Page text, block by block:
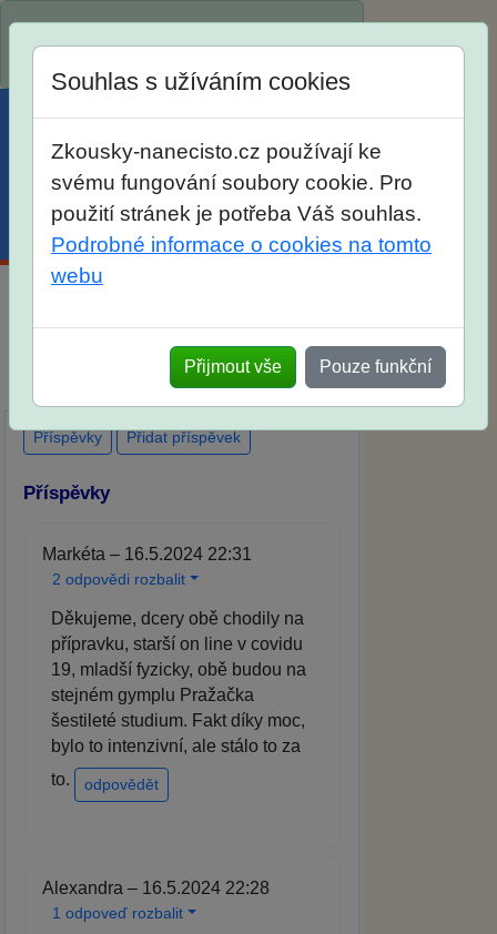
SŠ? Vaše ohlasy po skutečných
přijímacích zkouškách
Souhlas s užíváním cookies
Zkousky-nanecisto.cz používají ke
svému fungování soubory cookie. Pro
použití stránek je potřeba Váš souhlas.
Podrobné informace o cookies na tomto
webu
Přijmout vše Pouze funkční
Příspěvky Přidat příspěvek
Příspěvky
Markéta – 16.5.2024 22:31
2 odpovědi rozbalit
Děkujeme, dcery obě chodily na
přípravku, starší on line v covidu
19, mladší fyzicky, obě budou na
stejném gymplu Pražačka
šestileté studium. Fakt díky moc,
bylo to intenzivní, ale stálo to za
to.
odpovědět
Alexandra – 16.5.2024 22:28
1 odpoveď rozbalit